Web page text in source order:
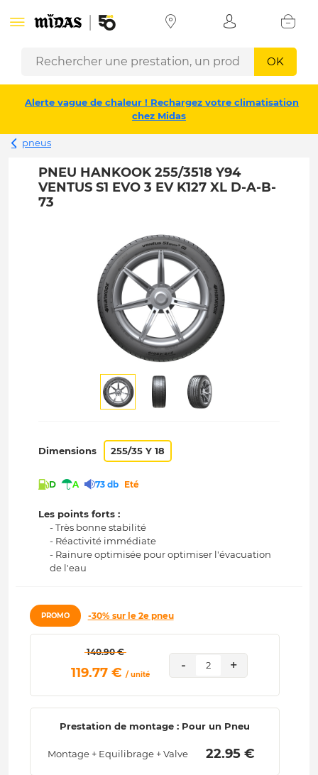
OK
Alerte vague de chaleur ! Rechargez votre climatisation
chez Midas
pneus
PNEU HANKOOK 255/3518 Y94
VENTUS S1 EVO 3 EV K127 XL D-A-B-
73
Dimensions 255/35 Y 18
D A 73 db Eté
Les points forts :
- Très bonne stabilité
- Réactivité immédiate
- Rainure optimisée pour optimiser l'évacuation
de l'eau
PROMO -30% sur le 2e pneu
140.90 €
119.77 € / unité
- 2 +
Prestation de montage : Pour un Pneu
Montage + Equilibrage + Valve 22.95 €